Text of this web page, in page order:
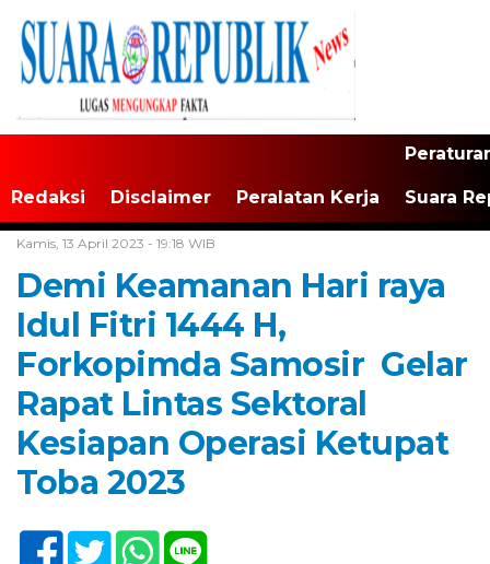
Redaksi Disclaimer Peralatan Kerja Suara
Kamis, 13 April 2023 - 19:18 WIB
Demi Keamanan Hari raya
Idul Fitri 1444 H,
Forkopimda Samosir Gelar
Rapat Lintas Sektoral
Kesiapan Operasi Ketupat
Toba 2023